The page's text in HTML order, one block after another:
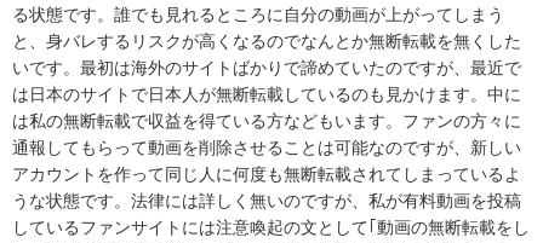
る状態です。誰でも見れるところに自分の動画が上がってしまう
と、身バレするリスクが高くなるのでなんとか無断転載を無くした
いです。最初は海外のサイトばかりで諦めていたのですが、最近で
は日本のサイトで日本人が無断転載しているのも見かけます。中に
は私の無断転載で収益を得ている方などもいます。ファンの方々に
通報してもらって動画を削除させることは可能なのですが、新しい
アカウントを作って同じ人に何度も無断転載されてしまっているよ
うな状態です。法律には詳しく無いのですが、私が有料動画を投稿
しているファンサイトには注意喚起の文として｢動画の無断転載をし